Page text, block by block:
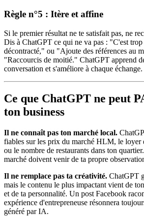
Règle n°5 : Itère et affine
Si le premier résultat ne te satisfait pas, ne
Dis à ChatGPT ce qui ne va pas : "C'est
décontracté," ou "Ajoute des références au
"Raccourcis de moitié." ChatGPT apprend
conversation et s'améliore à chaque échange.
Ce que ChatGPT ne peut
ton business
Il ne connaît pas ton marché local.
fiables sur les prix du marché HLM, le loyer
ou le nombre de restaurants dans ton
marché doivent venir de ta propre
Il ne remplace pas ta créativité. ChatGPT
mais le contenu le plus impactant vient de
et de ta personnalité. Un post Facebook
expérience d'entrepreneuse résonnera
généré par IA.